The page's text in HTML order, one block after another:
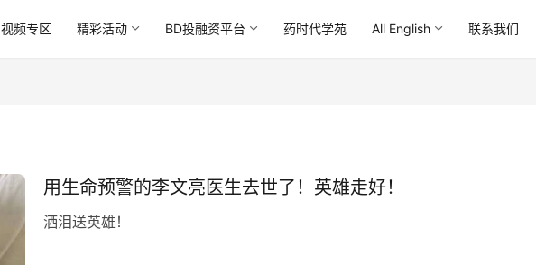
视频专区 精彩活动 BD投融资平台 药时代学苑 All English 联系我们
用生命预警的李文亮医生去世了！英雄走好！
洒泪送英雄！